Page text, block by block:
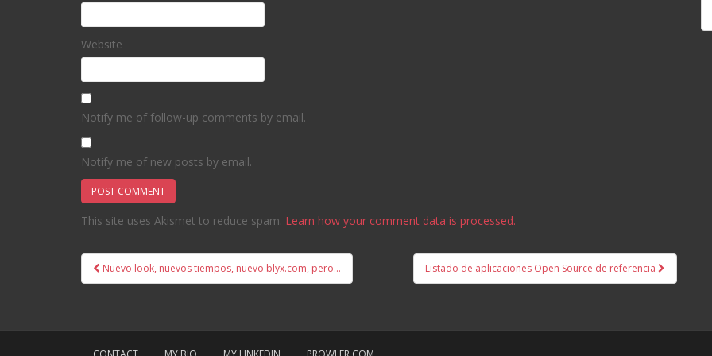
Website
Notify me of follow-up comments by email.
Notify me of new posts by email.
This site uses Akismet to reduce spam. Learn how your comment data is processed.
Post
navigation
Nuevo look, nuevos tiempos, nuevo blyx.com, pero… Listado de aplicaciones Open Source de referencia